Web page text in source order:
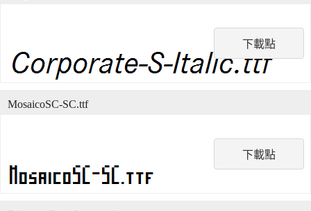
下載點
下載點
MosaicoSC-SC.ttf